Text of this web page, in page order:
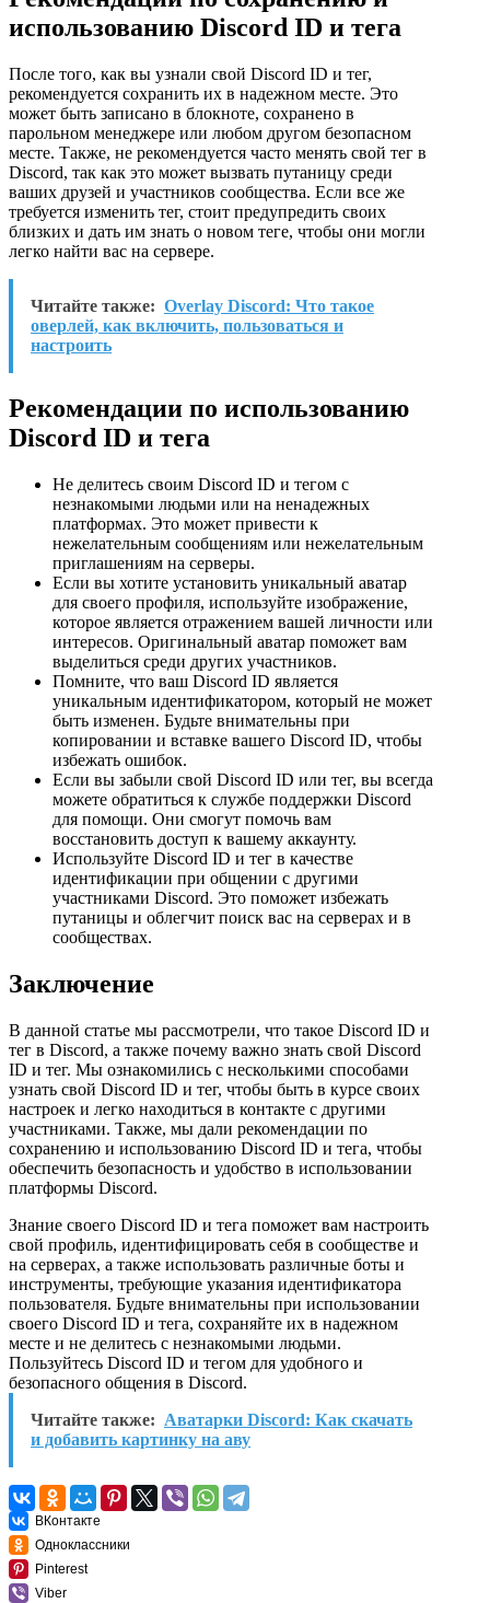
использованию Discord ID и тега
После того, как вы узнали свой Discord ID и тег,
рекомендуется сохранить их в надежном месте. Это
может быть записано в блокноте, сохранено в
парольном менеджере или любом другом безопасном
месте. Также, не рекомендуется часто менять свой тег в
Discord, так как это может вызвать путаницу среди
ваших друзей и участников сообщества. Если все же
требуется изменить тег, стоит предупредить своих
близких и дать им знать о новом теге, чтобы они могли
легко найти вас на сервере.
Читайте также: Overlay Discord: Что такое
оверлей, как включить, пользоваться и
настроить
Рекомендации по использованию
Discord ID и тега
Не делитесь своим Discord ID и тегом с
незнакомыми людьми или на ненадежных
платформах. Это может привести к
нежелательным сообщениям или нежелательным
приглашениям на серверы.
Если вы хотите установить уникальный аватар
для своего профиля, используйте изображение,
которое является отражением вашей личности или
интересов. Оригинальный аватар поможет вам
выделиться среди других участников.
Помните, что ваш Discord ID является
уникальным идентификатором, который не может
быть изменен. Будьте внимательны при
копировании и вставке вашего Discord ID, чтобы
избежать ошибок.
Если вы забыли свой Discord ID или тег, вы всегда
можете обратиться к службе поддержки Discord
для помощи. Они смогут помочь вам
восстановить доступ к вашему аккаунту.
Используйте Discord ID и тег в качестве
идентификации при общении с другими
участниками Discord. Это поможет избежать
путаницы и облегчит поиск вас на серверах и в
сообществах.
Заключение
В данной статье мы рассмотрели, что такое Discord ID и
тег в Discord, а также почему важно знать свой Discord
ID и тег. Мы ознакомились с несколькими способами
узнать свой Discord ID и тег, чтобы быть в курсе своих
настроек и легко находиться в контакте с другими
участниками. Также, мы дали рекомендации по
сохранению и использованию Discord ID и тега, чтобы
обеспечить безопасность и удобство в использовании
платформы Discord.
Знание своего Discord ID и тега поможет вам настроить
свой профиль, идентифицировать себя в сообществе и
на серверах, а также использовать различные боты и
инструменты, требующие указания идентификатора
пользователя. Будьте внимательны при использовании
своего Discord ID и тега, сохраняйте их в надежном
месте и не делитесь с незнакомыми людьми.
Пользуйтесь Discord ID и тегом для удобного и
безопасного общения в Discord.
Читайте также: Аватарки Discord: Как скачать
и добавить картинку на аву
ВКонтакте
Одноклассники
Pinterest
Viber